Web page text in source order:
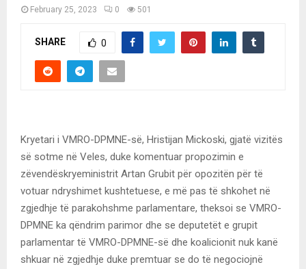
February 25, 2023 0 501
SHARE 0
Kryetari i VMRO-DPMNE-së, Hristijan Mickoski, gjatë vizitës
së sotme në Veles, duke komentuar propozimin e
zëvendëskryeministrit Artan Grubit për opozitën për të
votuar ndryshimet kushtetuese, e më pas të shkohet në
zgjedhje të parakohshme parlamentare, theksoi se VMRO-
DPMNE ka qëndrim parimor dhe se deputetët e grupit
parlamentar të VMRO-DPMNE-së dhe koalicionit nuk kanë
shkuar në zgjedhje duke premtuar se do të negociojnë